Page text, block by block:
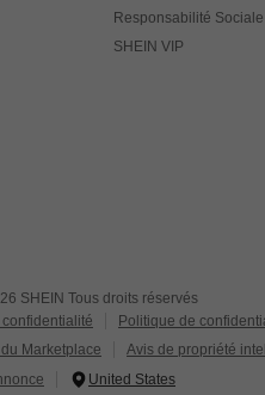
Responsabilité Sociale
SHEIN VIP
SHEIN Tous droits réservés
Politique de
Marketplace
Avis de propriété
United States